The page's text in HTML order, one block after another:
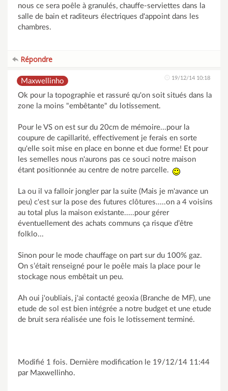
nous ce sera poêle à granulés, chauffe-serviettes dans la
salle de bain et raditeurs électriques d'appoint dans les
chambres.
Répondre
Maxwellinho 19/12/14 10:18
Ok pour la topographie et rassuré qu'on soit situés dans la
zone la moins "embêtante" du lotissement.
Pour le VS on est sur du 20cm de mémoire...pour la
coupure de capillarité, effectivement je ferais en sorte
qu'elle soit mise en place en bonne et due forme! Et pour
les semelles nous n'aurons pas ce souci notre maison
étant positionnée au centre de notre parcelle.
La ou il va falloir jongler par la suite (Mais je m'avance un
peu) c'est sur la pose des futures clôtures.....on a 4 voisins
au total plus la maison existante.....pour gérer
éventuellement des achats communs ça risque d’être
folklo...
Sinon pour le mode chauffage on part sur du 100% gaz.
On s’était renseigné pour le poêle mais la place pour le
stockage nous embêtait un peu.
Ah oui j'oubliais, j'ai contacté geoxia (Branche de MF), une
etude de sol est bien intégrée a notre budget et une etude
de bruit sera réalisée une fois le lotissement terminé.
Modifié 1 fois. Dernière modification le 19/12/14 11:44
par Maxwellinho.